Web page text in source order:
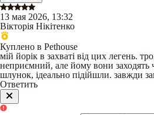
13 мая 2026, 13:32
Вікторія Нікітенко
Куплено в Pethouse
мій йорік в захваті від цих легень.
неприємний, але йому вони заходять
шлунок, ідеально підійшли. завжди
Ответить